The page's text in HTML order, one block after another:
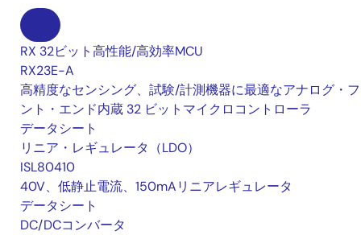
RX 32ビット高性能/高効率MCU
RX23E-A
高精度なセンシング、試験/計測機器に最適なアナログ・
ント・エンド内蔵 32 ビットマイクロコントローラ
データシート
リニア・レギュレータ（LDO）
ISL80410
40V、低静止電流、150mAリニアレギュレータ
データシート
DC/DCコンバータ